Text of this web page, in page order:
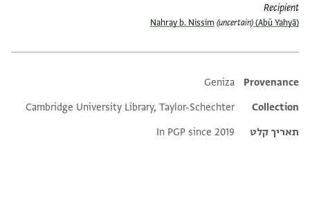
Recipient
(Abū Yaḥyā) Nahray b. Nissim
(uncertain)
Additional metadata
Provenance
Geniza
Collection
Cambridge University Library, Taylor-Schechter
תאריך קלט
In PGP since 2019